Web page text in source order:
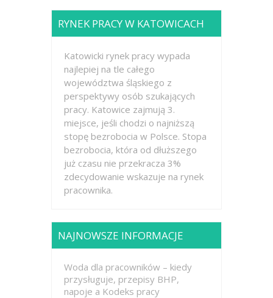
RYNEK PRACY W KATOWICACH
Katowicki rynek pracy wypada
najlepiej na tle całego
województwa śląskiego z
perspektywy osób szukających
pracy. Katowice zajmują 3.
miejsce, jeśli chodzi o najniższą
stopę bezrobocia w Polsce. Stopa
bezrobocia, która od dłuższego
już czasu nie przekracza 3%
zdecydowanie wskazuje na rynek
pracownika.
NAJNOWSZE INFORMACJE
Woda dla pracowników – kiedy
przysługuje, przepisy BHP,
napoje a Kodeks pracy